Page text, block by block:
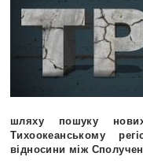
шляху пошуку
Тихоокеанському
відносини між